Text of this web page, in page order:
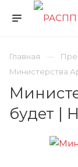
Главная
Министерства
будет |